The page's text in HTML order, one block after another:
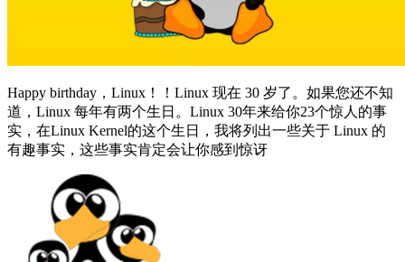
Happy birthday，Linux！！Linux 现在 30 岁了。如果您还不知
道，Linux 每年有两个生日。Linux 30年来给你23个惊人的事
实，在Linux Kernel的这个生日，我将列出一些关于 Linux 的
有趣事实，这些事实肯定会让你感到惊讶